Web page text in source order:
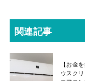
関連記事
【お金
ウスク